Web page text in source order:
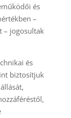
és
–
– jogosultak
és
biztosítjuk